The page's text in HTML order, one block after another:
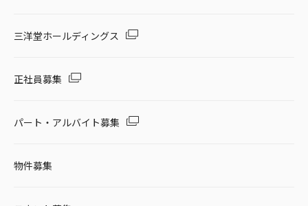
三洋堂ホールディングス
正社員募集
パート・アルバイト募集
物件募集